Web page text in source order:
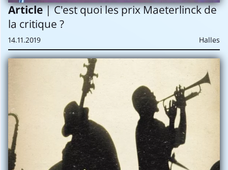
Article| C'est quoi les prix Maeterlinck de
la critique ?
14.11.2019 Halles